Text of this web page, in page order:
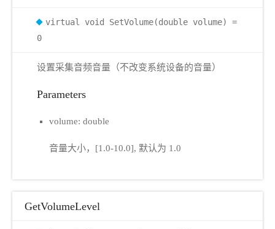
virtual void SetVolume(double volume) =
0
设置采集音频音量（不改变系统设备的音量）
Parameters
volume: double
音量大小，[1.0-10.0], 默认为 1.0
GetVolumeLevel